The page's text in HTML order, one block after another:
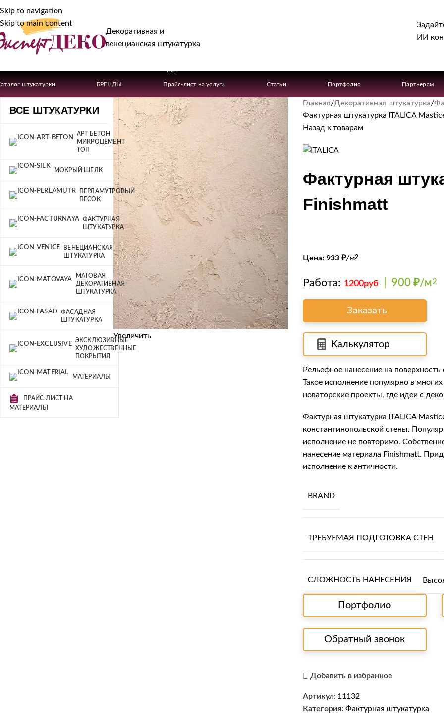
Skip to navigation
Skip to main content
Декоративная и
венецианская штукатурка
ИИ
штукатурки БРЕНДЫ Прайс-лист на услуги
-20%
Статьи Портфолио Партнерам
ВСЕ ШТУКАТУРКИ
АРТ БЕТОН
МИКРОЦЕМЕНТ
ТОП
МОКРЫЙ ШЕЛК
ПЕРЛАМУТРОВЫЙ
ПЕСОК
ФАКТУРНАЯ
ШТУКАТУРКА
ВЕНЕЦИАНСКАЯ
ШТУКАТУРКА
МАТОВАЯ
ДЕКОРАТИВНАЯ
ШТУКАТУРКА
ФАСАДНАЯ
ШТУКАТУРКА
ЭКСКЛЮЗИВНЫЕ
ХУДОЖЕСТВЕННЫЕ
ПОКРЫТИЯ
МАТЕРИАЛЫ
ПРАЙС-ЛИСТ НА
МАТЕРИАЛЫ
Увеличить
Главная Декоративная штукатурка
Фактурная штукатурка ITALICA
Назад к товарам
Фактурная
Finishmatt
Цена: 933 ₽/м2
Работа:1200руб| 900 ₽/м2
Заказать
Калькулятор
Рельефное нанесение на
Такое исполнение популярно в
новаторские проекты, где идеи с
Фактурная штукатурка ITALICA
константинопольской стены.
исполнение не повторимо.
нанесение материала Finishmatt.
исполнение к античности.
BRAND
ТРЕБУЕМАЯ ПОДГОТОВКА СТЕН
СЛОЖНОСТЬ НАНЕСЕНИЯ
Портфолио
Обратный звонок
Добавить в избранное
Артикул: 11132
Категория: Фактурная штукатурка